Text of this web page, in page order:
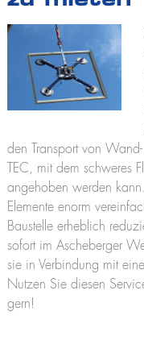
den Transport von
TEC, mit dem schweres
angehoben werden
Elemente enorm
Baustelle erheblich
sofort im Ascheberger
sie in Verbindung mit
Nutzen Sie diesen
gern!